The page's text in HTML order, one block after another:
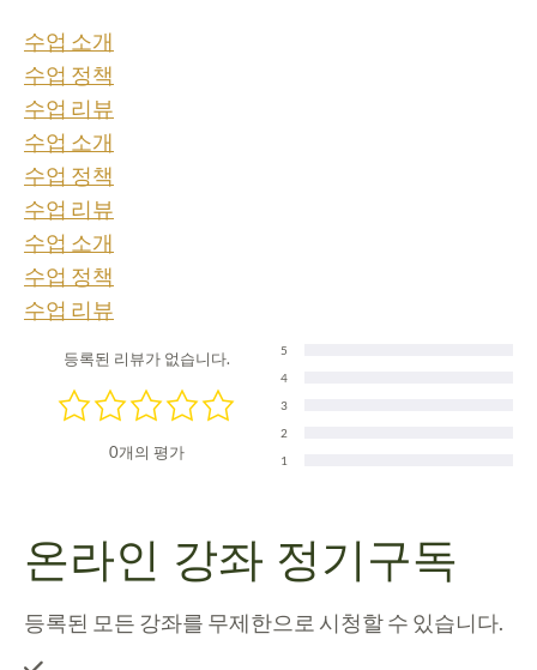
수업 소개
수업 정책
수업 리뷰
수업 소개
수업 정책
수업 리뷰
수업 소개
수업 정책
수업 리뷰
등록된 리뷰가 없습니다.
0개의 평가
5
4
3
2
1
온라인 강좌 정기구독
등록된 모든 강좌를 무제한으로 시청할 수 있습니다.